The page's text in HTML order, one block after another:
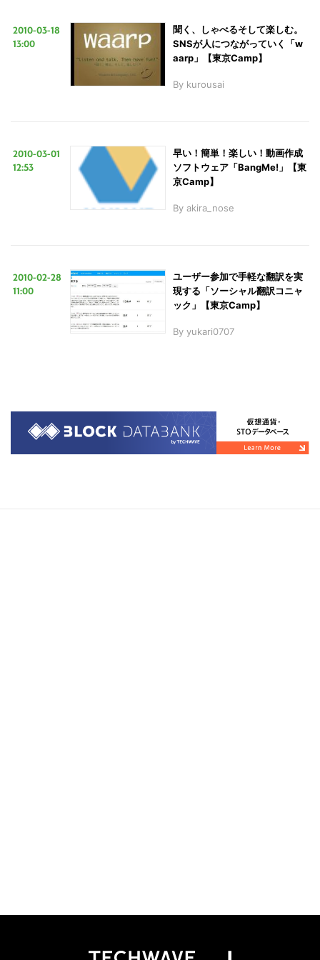
2010-03-18
13:00
聞く、しゃべるそして楽しむ。
SNSが人につながっていく「w
aarp」【東京Camp】
By kurousai
2010-03-01
12:53
早い！簡単！楽しい！動画作成
ソフトウェア「BangMe!」【東
京Camp】
By akira_nose
2010-02-28
11:00
ユーザー参加で手軽な翻訳を実
現する「ソーシャル翻訳コニャ
ック」【東京Camp】
By yukari0707